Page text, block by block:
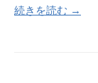
続きを読む →